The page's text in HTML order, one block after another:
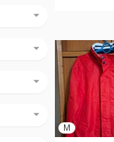
M